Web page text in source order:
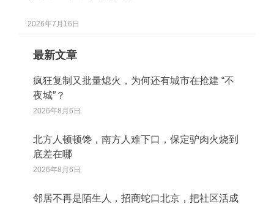
2026年7月16日
最新文章
疯狂复制又批量熄火，为何还有城市在抢建 “不
夜城”？
2026年8月6日
北方人顿顿馋，南方人难下口，保定驴肉火烧到
底差在哪
2026年8月6日
邻居不再是陌生人，招商蛇口北京，把社区活成